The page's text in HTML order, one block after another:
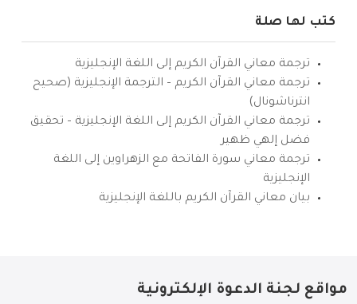
كتب لها صلة
ترجمة معاني القرآن الكريم إلى اللغة الإنجليزية
ترجمة معاني القرآن الكريم – الترجمة الإنجليزية (صحيح
انترناشونال)
ترجمة معاني القرآن الكريم إلى اللغة الإنجليزية – تحقيق
فضل إلهي ظهير
ترجمة معاني سورة الفاتحة مع الزهراوين إلى اللغة
الإنجليزية
بيان معاني القرآن الكريم باللغة الإنجليزية
مواقع لجنة الدعوة الإلكترونية